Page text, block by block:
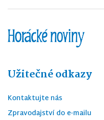
Užitečné odkazy
Kontaktujte nás
Zpravodajství do e-mailu